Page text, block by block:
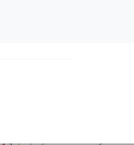
其独特的魅力，吸引了无数投资
指标，引领您走进股票分析的新潮
效。